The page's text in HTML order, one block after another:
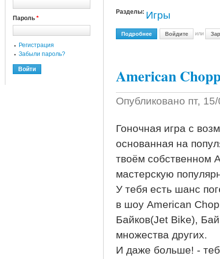
Разделы: Игры
Подробнее О Hellforces По EMule На
Войдите или
American
Опубликовано пт,
Гоночная игра с
основанная на
твоём собственном
мастерскую
У тебя есть шанс
в шоу American
Байков(Jet Bike),
множества других.
И даже больше! -
Пароль *
Регистрация
Забыли пароль?